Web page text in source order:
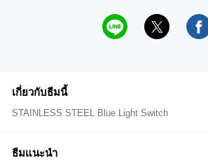
เกี่ยวกับธีมนี้
STAINLESS STEEL Blue Light Switch
ธีมแนะนำ